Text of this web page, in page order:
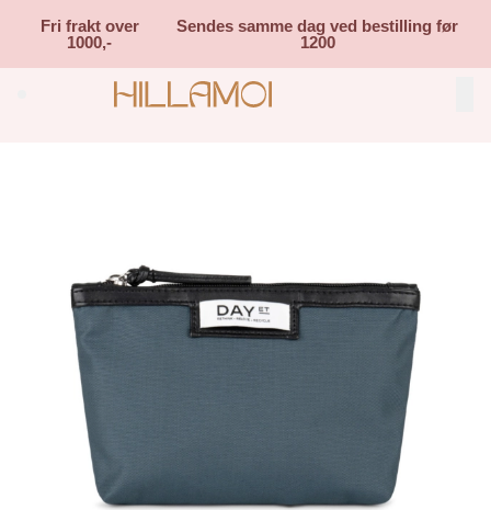
Fri frakt over
1000,-
Sendes samme dag ved bestilling før
1200
Search (⌘K)